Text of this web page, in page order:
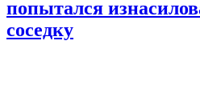
попытался
соседку